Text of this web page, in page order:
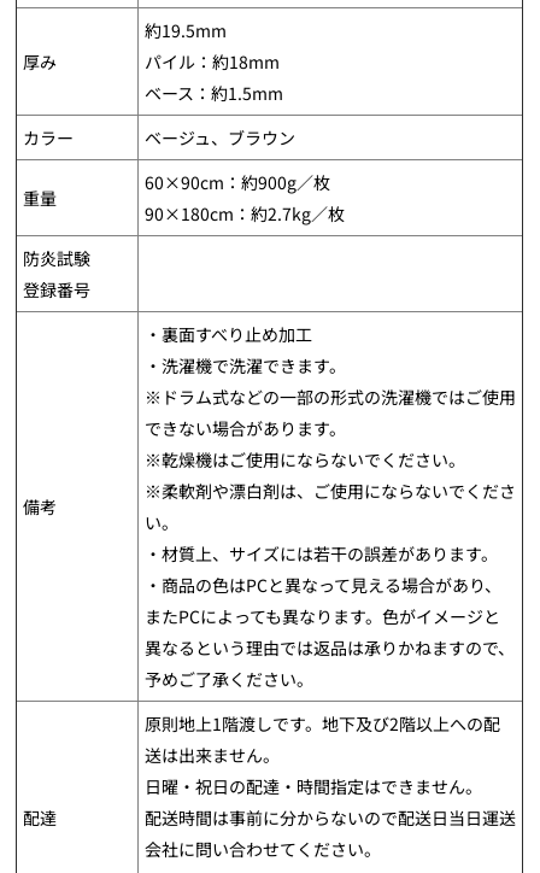
厚み
約19.5mm
パイル：約18mm
ベース：約1.5mm
カラー
ベージュ、ブラウン
重量
60×90cm：約900g／枚
90×180cm：約2.7kg／枚
防炎試験
登録番号
備考
・裏面すべり止め加工
・洗濯機で洗濯できます。
※ドラム式などの一部の形式の洗濯機ではご使用
できない場合があります。
※乾燥機はご使用にならないでください。
※柔軟剤や漂白剤は、ご使用にならないでくださ
い。
・材質上、サイズには若干の誤差があります。
・商品の色はPCと異なって見える場合があり、
またPCによっても異なります。色がイメージと
異なるという理由では返品は承りかねますので、
予めご了承ください。
配達
原則地上1階渡しです。地下及び2階以上への配
送は出来ません。
日曜・祝日の配達・時間指定はできません。
配送時間は事前に分からないので配送日当日運送
会社に問い合わせてください。